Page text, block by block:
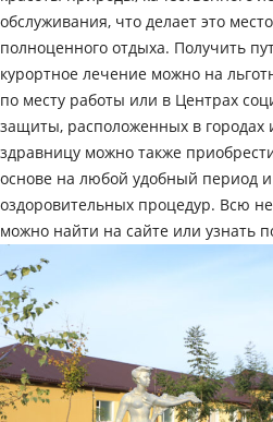
обслуживания, что делает это
полноценного отдыха. Получить
курортное лечение можно на
по месту работы или в Центрах
защиты, расположенных в городах
здравницу можно также
основе на любой удобный период
оздоровительных процедур. Всю
можно найти на сайте или узнать